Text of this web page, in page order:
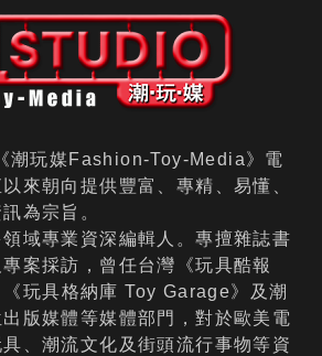
潮玩媒Fashion-Toy-Media》電
來朝向提供豐富、專精、易懂、
為宗旨。
域專業資深編輯人。專擅雜誌書
案採訪，曾任台灣《玩具酷報
玩具格納庫 Toy Garage》及潮
版媒體等媒體部門，對於歐美電
、潮流文化及街頭流行事物等資